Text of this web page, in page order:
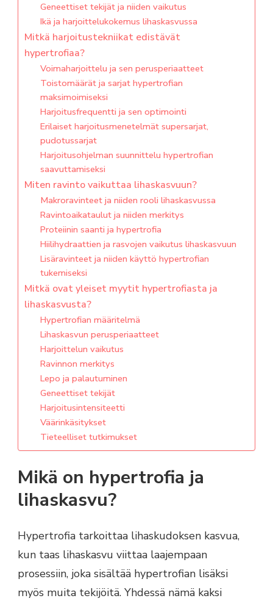
Geneettiset tekijät ja niiden vaikutus
Ikä ja harjoittelukokemus lihaskasvussa
Mitkä harjoitustekniikat edistävät
hypertrofiaa?
Voimaharjoittelu ja sen perusperiaatteet
Toistomäärät ja sarjat hypertrofian
maksimoimiseksi
Harjoitusfrequentti ja sen optimointi
Erilaiset harjoitusmenetelmät supersarjat,
pudotussarjat
Harjoitusohjelman suunnittelu hypertrofian
saavuttamiseksi
Miten ravinto vaikuttaa lihaskasvuun?
Makroravinteet ja niiden rooli lihaskasvussa
Ravintoaikataulut ja niiden merkitys
Proteiinin saanti ja hypertrofia
Hiilihydraattien ja rasvojen vaikutus lihaskasvuun
Lisäravinteet ja niiden käyttö hypertrofian
tukemiseksi
Mitkä ovat yleiset myytit hypertrofiasta ja
lihaskasvusta?
Hypertrofian määritelmä
Lihaskasvun perusperiaatteet
Harjoittelun vaikutus
Ravinnon merkitys
Lepo ja palautuminen
Geneettiset tekijät
Harjoitusintensiteetti
Väärinkäsitykset
Tieteelliset tutkimukset
Mikä on hypertrofia ja
lihaskasvu?
Hypertrofia tarkoittaa lihaskudoksen kasvua,
kun taas lihaskasvu viittaa laajempaan
prosessiin, joka sisältää hypertrofian lisäksi
myös muita tekijöitä. Yhdessä nämä kaksi